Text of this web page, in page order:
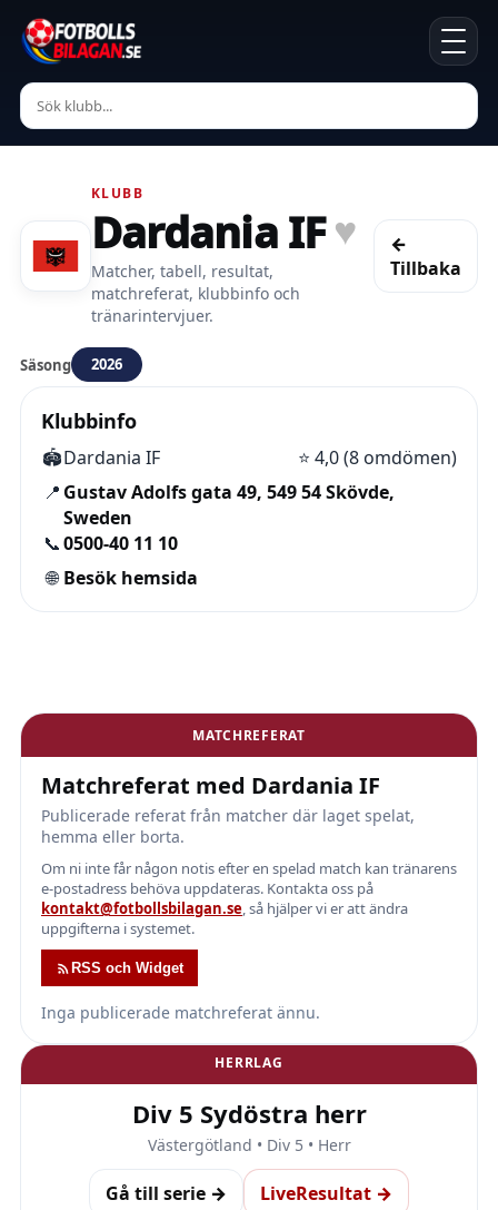
KLUBB
Dardania IF ♥
Matcher, tabell, resultat,
matchreferat, klubbinfo och
tränarintervjuer.
←
Tillbaka
Säsong 2026
Klubbinfo
🏟️Dardania IF ⭐ 4,0 (8 omdömen)
📍 Gustav Adolfs gata 49, 549 54 Skövde,
Sweden
📞0500-40 11 10
🌐 Besök hemsida
MATCHREFERAT
Matchreferat med Dardania IF
Publicerade referat från matcher där laget spelat,
hemma eller borta.
Om ni inte får någon notis efter en spelad match kan tränarens
e-postadress behöva uppdateras. Kontakta oss på
kontakt@fotbollsbilagan.se, så hjälper vi er att ändra
uppgifterna i systemet.
RSS och Widget
Inga publicerade matchreferat ännu.
HERRLAG
Div 5 Sydöstra herr
Västergötland • Div 5 • Herr
Gå till serie → LiveResultat →